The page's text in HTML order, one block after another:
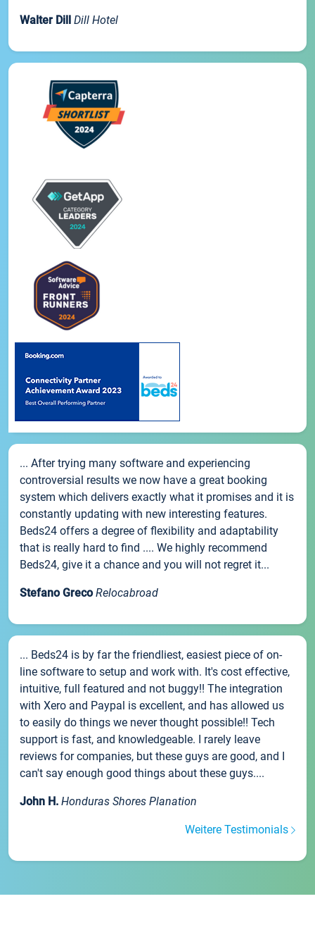
Walter Dill Dill Hotel
... After trying many software and experiencing
controversial results we now have a great booking
system which delivers exactly what it promises and it is
constantly updating with new interesting features.
Beds24 offers a degree of flexibility and adaptability
that is really hard to find .... We highly recommend
Beds24, give it a chance and you will not regret it...
Stefano Greco Relocabroad
... Beds24 is by far the friendliest, easiest piece of on-
line software to setup and work with. It's cost effective,
intuitive, full featured and not buggy!! The integration
with Xero and Paypal is excellent, and has allowed us
to easily do things we never thought possible!! Tech
support is fast, and knowledgeable. I rarely leave
reviews for companies, but these guys are good, and I
can't say enough good things about these guys....
John H. Honduras Shores Planation
Weitere Testimonials